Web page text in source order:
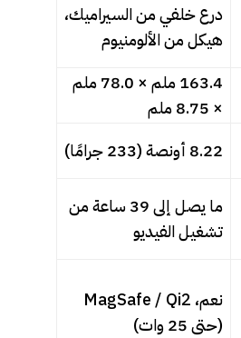
درع خلفي من السيراميك،
هيكل من الألومنيوم
163.4 ملم × 78.0 ملم
× 8.75 ملم
8.22 أونصة (233 جرامًا)
ما يصل إلى 39 ساعة من
تشغيل الفيديو
نعم، MagSafe / Qi2
(حتى 25 وات)